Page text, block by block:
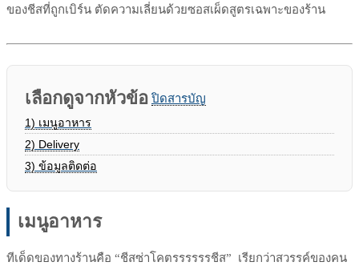
ของชีสที่ถูกเบิร์น ตัดความเลี่ยนด้วยซอสเผ็ดสูตรเฉพาะของร้าน
เลือกดูจากหัวข้อ ปิดสารบัญ
1) เมนูอาหาร
2) Delivery
3) ข้อมูลติดต่อ
เมนูอาหาร
ทีเด็ดของทางร้านคือ “ชีสซ่าโคตรรรรรรชีส” เรียกว่าสวรรค์ของคน